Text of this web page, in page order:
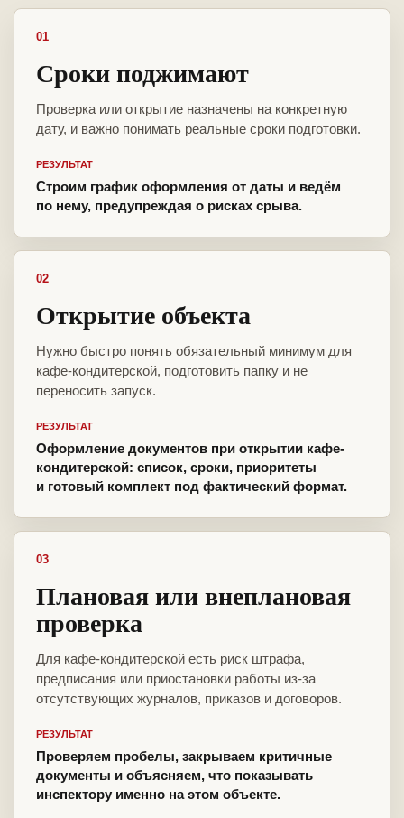
01
Сроки поджимают
Проверка или открытие назначены на конкретную
дату, и важно понимать реальные сроки подготовки.
РЕЗУЛЬТАТ
Строим график оформления от даты и ведём
по нему, предупреждая о рисках срыва.
02
Открытие объекта
Нужно быстро понять обязательный минимум для
кафе-кондитерской, подготовить папку и не
переносить запуск.
РЕЗУЛЬТАТ
Оформление документов при открытии кафе-
кондитерской: список, сроки, приоритеты
и готовый комплект под фактический формат.
03
Плановая или внеплановая
проверка
Для кафе-кондитерской есть риск штрафа,
предписания или приостановки работы из-за
отсутствующих журналов, приказов и договоров.
РЕЗУЛЬТАТ
Проверяем пробелы, закрываем критичные
документы и объясняем, что показывать
инспектору именно на этом объекте.